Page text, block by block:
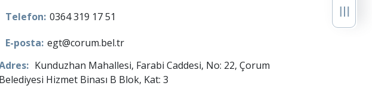
Telefon: 0364 319 17 51
E-posta: egt@corum.bel.tr
Kunduzhan Mahallesi, Farabi Caddesi, No: 22, Çorum
Belediyesi Hizmet Binası B Blok, Kat: 3